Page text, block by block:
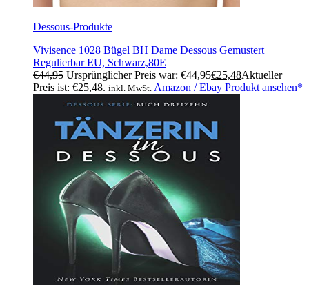
Dessous-Produkte
Vivisence 1028 Bügel BH Dame Dessous Gemustert
Regulierbar EU, Schwarz,80E
€44,95 Ursprünglicher Preis war: €44,95€25,48Aktueller
Preis ist: €25,48. inkl. MwSt. Amazon / Ebay Produkt ansehen*